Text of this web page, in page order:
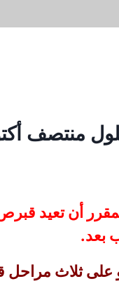
منتصف
من المقرر أن
بعد.